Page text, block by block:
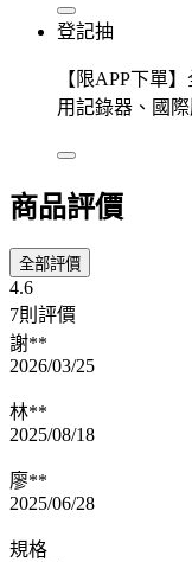
登記抽
【限APP下單
用記錄器、國
商品評價
全部評價
4.6
7則評價
謝**
2026/03/25
林**
2025/08/18
廖**
2025/06/28
規格